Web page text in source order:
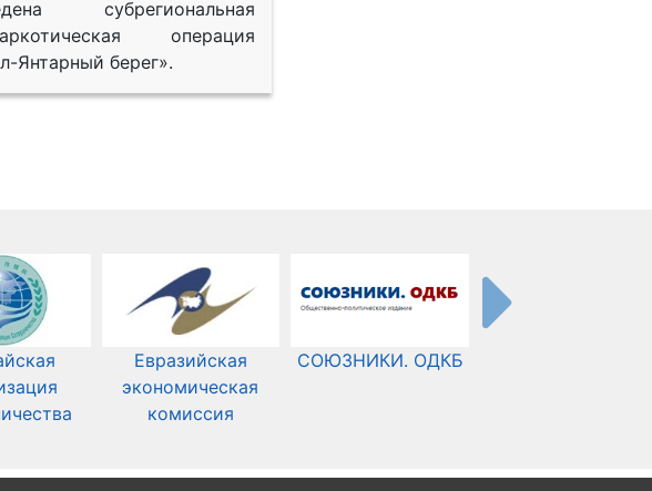
субрегиональная
операция
Янтарный берег».
Евразийская
экономическая
комиссия
СОЮЗНИКИ. ОДКБ